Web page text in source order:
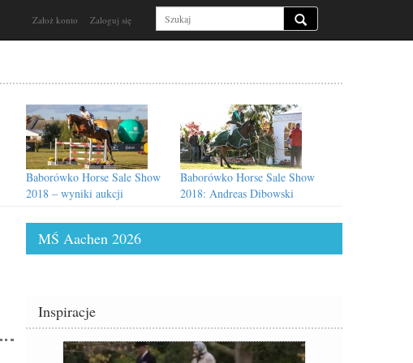
Założ konto Zaloguj się
Baborówko Horse Sale Show
2018 – wyniki aukcji
Baborówko Horse Sale Show
2018: Andreas Dibowski
MŚ Aachen 2026
Inspiracje